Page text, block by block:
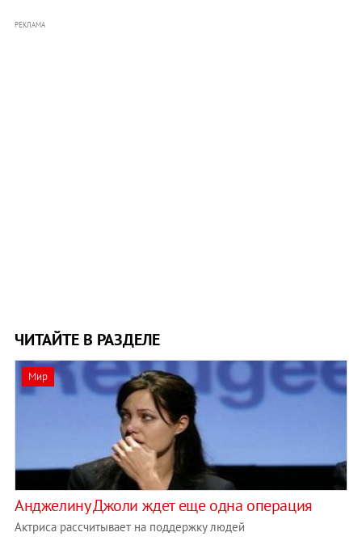
РЕКЛАМА
ЧИТАЙТЕ В РАЗДЕЛЕ
Мир
Анджелину Джоли ждет еще одна операция
Актриса рассчитывает на поддержку людей